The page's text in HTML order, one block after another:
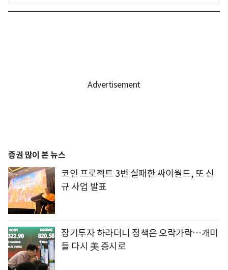
증권 많이 본 뉴스
코인 프로젝트 3번 실패한 싸이월드, 또 신
규 사업 발표
장기투자 하라더니 정책은 오락가락…개미
들 다시 美 증시로